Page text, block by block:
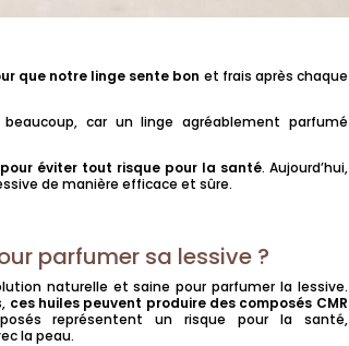
que notre linge sente bon et frais après chaque
car un linge agréablement parfumé
éviter tout risque pour la santé. Aujourd’hui,
de manière efficace et sûre.
parfumer sa lessive ?
naturelle et saine pour parfumer la lessive.
ces huiles peuvent produire des composés CMR
représentent un risque pour la santé,
la peau.